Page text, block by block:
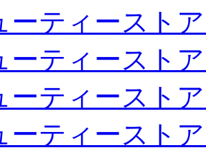
ーティースト
ーティースト
ーティースト
ーティースト